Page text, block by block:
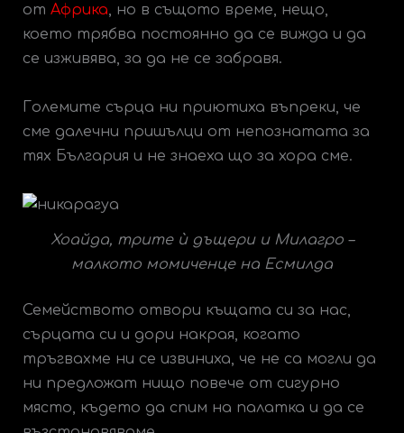
от Африка , но в същото време, нещо,
което трябва постоянно да се вижда и да
се изживява, за да не се забравя.
Големите сърца ни приютиха въпреки, че
сме далечни пришълци от непознатата за
тях България и не знаеха що за хора сме.
Хоайда, трите ѝ дъщери и Милагро –
малкото момиченце на Есмилда
Семейството отвори къщата си за нас,
сърцата си и дори накрая, когато
тръгвахме ни се извиниха, че не са могли да
ни предложат нищо повече от сигурно
място, където да спим на палатка и да се